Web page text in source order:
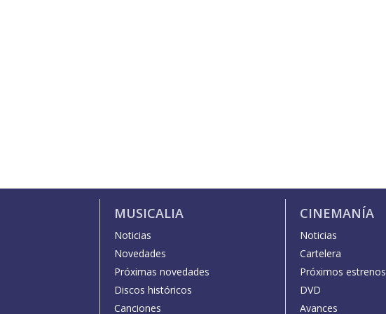
MUSICALIA
Noticias
Novedades
Próximas novedades
Discos históricos
Canciones
CINEMANÍA
Noticias
Cartelera
Próximos estrenos
DVD
Avances